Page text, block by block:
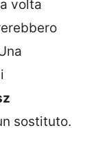
volta
sostituto.